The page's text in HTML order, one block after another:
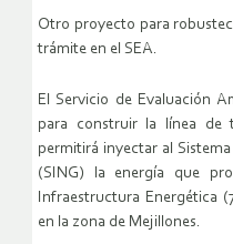
Otro proyecto para
trámite en el SEA.
El Servicio de Evaluación
para construir la línea de
permitirá inyectar al
(SING) la energía que
Infraestructura Energética
en la zona de Mejillones.